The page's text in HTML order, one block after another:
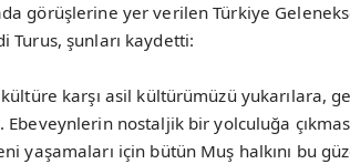
görüşlerine yer verilen Türkiye
Turus, şunları kaydetti:
karşı asil kültürümüzü yukarılara,
Ebeveynlerin nostaljik bir yolculuğa
yaşamaları için bütün Muş halkını bu